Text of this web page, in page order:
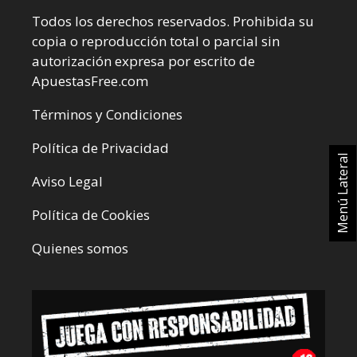
Menú Lateral
Todos los derechos reservados. Prohibida su
copia o reproducción total o parcial sin
autorización expresa por escrito de
ApuestasFree.com
Términos y Condiciones
Política de Privacidad
Aviso Legal
Política de Cookies
Quienes somos